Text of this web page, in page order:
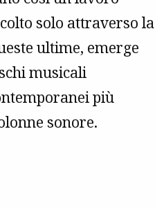
solo attraverso la
ultime, emerge
musicali
più
sonore.